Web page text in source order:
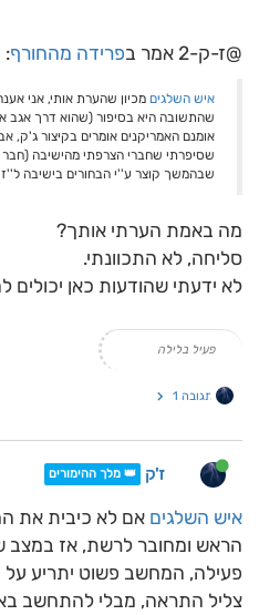
@ז-ק-2 אמר ב פרידה מהחורף:
איש השלגים מכיון שהערת אותי, אני
שהתשובה היא בסיפור (שהוא דרך אגב
אומנם האמריקנים אומרים בקיצור ג'ק,
שסיפרתי שחברי הצרפתי מהישיבה
שבהמשך קוצר ע''י הבחורים בישיבה
מה באמת הערתי אותך?
סליחה, לא התכוונתי.
לא ידעתי שהודעות כאן יכולים
פעיל בלילה
תגובה 1
ז'ק 👑 מלך ההימורים
איש השלגים אם לא כיבית את
הראש ומחובר לרשת, אז
פעילה, המחשב פשוט יתריע
צליל התראה, מבלי להתחשב